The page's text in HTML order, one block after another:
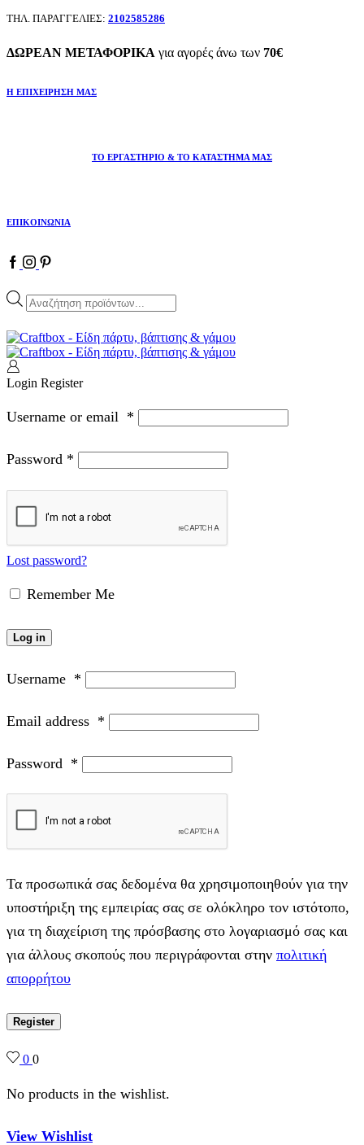
ΤΗΛ. ΠΑΡΑΓΓΕΛΙΕΣ: 2102585286
ΔΩΡΕΑΝ ΜΕΤΑΦΟΡΙΚΑ για αγορές άνω των 70€
Η ΕΠΙΧΕΙΡΗΣΗ ΜΑΣ
ΤΟ ΕΡΓΑΣΤΗΡΙΟ & ΤΟ ΚΑΤΑΣΤΗΜΑ ΜΑΣ
ΕΠΙΚΟΙΝΩΝΙΑ
Facebook
Instagram
Pinterest
Products
search
Login Register
Username or email *
Password *
Lost password?
Remember Me
Log in
Username *
Email address *
Password *
Τα προσωπικά σας δεδομένα θα χρησιμοποιηθούν για την
υποστήριξη της εμπειρίας σας σε ολόκληρο τον ιστότοπο,
για τη διαχείριση της πρόσβασης στο λογαριασμό σας και
για άλλους σκοπούς που περιγράφονται στην πολιτική
απορρήτου
Register
0 0
No products in the wishlist.
View Wishlist